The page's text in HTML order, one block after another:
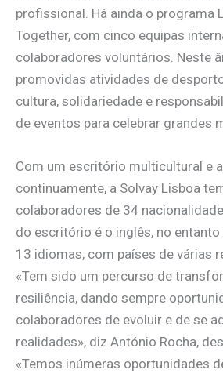
profissional. Há ainda o programa
Together, com cinco equipas
colaboradores voluntários. Neste
promovidas atividades de
cultura, solidariedade e
de eventos para celebrar grandes
Com um escritório multicultural e
continuamente, a Solvay Lisboa
colaboradores de 34
do escritório é o inglês, no
13 idiomas, com países de várias
«Tem sido um percurso de
resiliência, dando sempre
colaboradores de evoluir e de se
realidades», diz António Rocha,
«Temos inúmeras oportunidades